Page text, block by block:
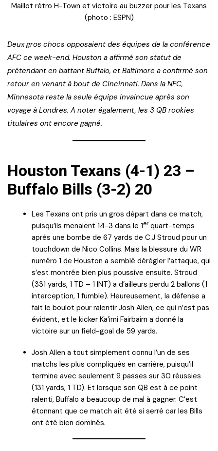
Maillot rétro H-Town et victoire au buzzer pour les Texans
(photo : ESPN)
Deux gros chocs opposaient des équipes de la conférence
AFC ce week-end. Houston a affirmé son statut de
prétendant en battant Buffalo, et Baltimore a confirmé son
retour en venant à bout de Cincinnati. Dans la NFC,
Minnesota reste la seule équipe invaincue après son
voyage à Londres. A noter également, les 3 QB rookies
titulaires ont encore gagné.
Houston Texans (4-1) 23 –
Buffalo Bills (3-2) 20
Les Texans ont pris un gros départ dans ce match,
puisqu’ils menaient 14-3 dans le 1erquart-temps
après une bombe de 67 yards de C.J Stroud pour un
touchdown de Nico Collins. Mais la blessure du WR
numéro 1 de Houston a semblé dérégler l’attaque, qui
s’est montrée bien plus poussive ensuite. Stroud
(331 yards, 1 TD – 1 INT) a d’ailleurs perdu 2 ballons (1
interception, 1 fumble). Heureusement, la défense a
fait le boulot pour ralentir Josh Allen, ce qui n’est pas
évident, et le kicker Ka’imi Fairbairn a donné la
victoire sur un field-goal de 59 yards.
Josh Allen a tout simplement connu l’un de ses
matchs les plus compliqués en carrière, puisqu’il
termine avec seulement 9 passes sur 30 réussies
(131 yards, 1 TD). Et lorsque son QB est à ce point
ralenti, Buffalo a beaucoup de mal à gagner. C’est
étonnant que ce match ait été si serré car les Bills
ont été bien dominés.